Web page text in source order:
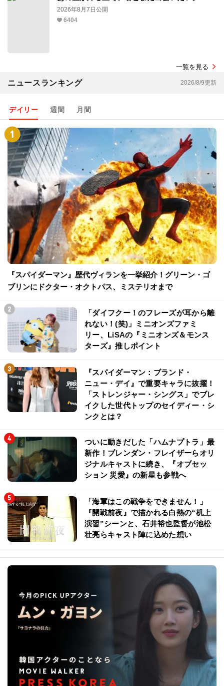
2026年8月7日公開
6404
一覧を見る
ニュースランキング 2026/8/9更新
デイリー 週間 月間
『スパイダーマン』歴代ヴィランを一挙紹介！グリーン・ゴ
ブリンにドクター・オクトパス、ミステリオまで
「ダイフクー！のフレーズが耳から離
れない！(笑)」ミニオンズファミ
リー、LiSAの『ミニオンズ＆モンス
ターズ』推しポイント
『スパイダーマン：ブランド・
ニュー・デイ』で重要キャラに抜擢！
「ストレンジャー・シングス」でブレ
イクした世代トップのセイディー・シ
ンクとは？
ついに動きだした「ハムナプトラ」最
新作！ブレンダン・フレイザーらオリ
ジナルキャストに続き、『オブセッ
ション 災愛』の新星も参戦へ
「海軍はこの戦争をできません！」
『開戦前夜』で描かれる白熱の“机上
演習”シーンと、石井裕也監督が池松
壮亮らキャスト陣に込めた想い